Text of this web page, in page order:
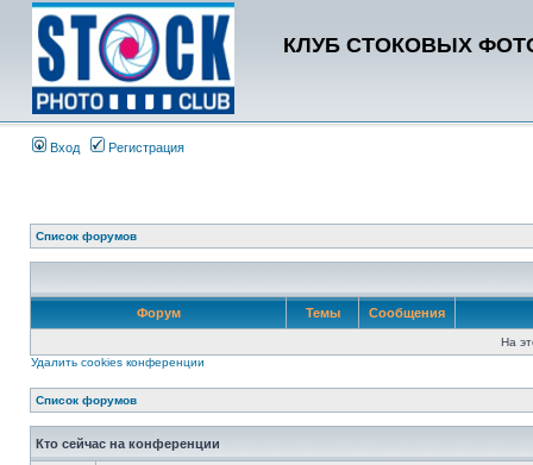
КЛУБ СТОКОВЫХ
Вход Регистрация
Список форумов
Форум Темы Сообщения
На
Удалить cookies конференции
Список форумов
Кто сейчас на конференции